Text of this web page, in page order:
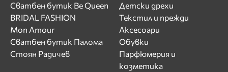
Сватбен бутик Be Queen
BRIDAL FASHION
Mon Amour
Сватбен бутик Палома
Стоян Радичев
Детски дрехи
Текстил и прежди
Аксесоари
Обувки
Парфюмерия и
козметика